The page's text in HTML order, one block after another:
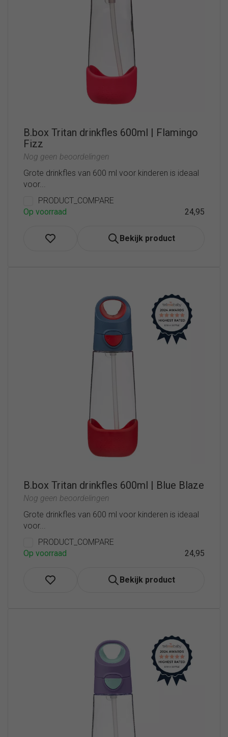
B.box Tritan drinkfles 600ml | Flamingo
Fizz
Nog geen beoordelingen
Grote drinkfles van 600 ml voor kinderen is ideaal
voor...
PRODUCT_COMPARE
Op voorraad
24,95
Bekijk product
B.box Tritan drinkfles 600ml | Blue Blaze
Nog geen beoordelingen
Grote drinkfles van 600 ml voor kinderen is ideaal
voor...
PRODUCT_COMPARE
Op voorraad
24,95
Bekijk product